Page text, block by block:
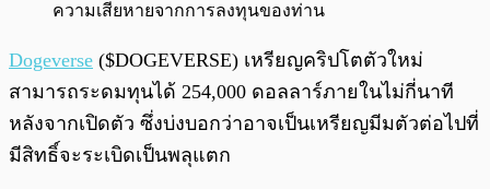
ความเสียหายจากการลงทุนของท่าน
Dogeverse ($DOGEVERSE) เหรียญคริปโตตัวใหม่
สามารถระดมทุนได้ 254,000 ดอลลาร์ภายในไม่กี่นาที
หลังจากเปิดตัว ซึ่งบ่งบอกว่าอาจเป็นเหรียญมีมตัวต่อไปที่
มีสิทธิ์จะระเบิดเป็นพลุแตก